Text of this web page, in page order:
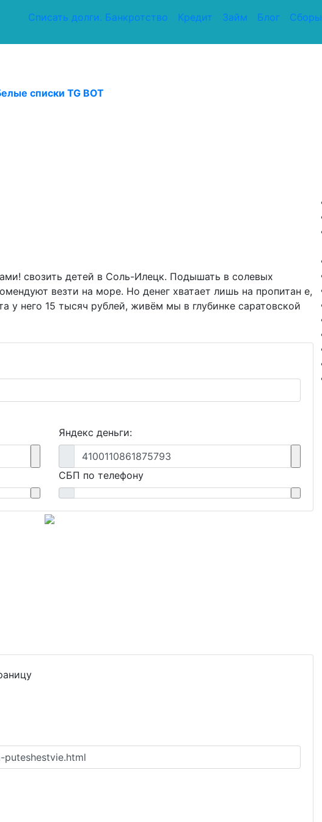
Списать долги. Банкротство Кредит Займ Блог Сборы
списки TG BOT
свозить детей в Соль-Илецк. Подышать в солевых
везти на море. Но денег хватает лишь на пропитан е,
у него 15 тысяч рублей, живём мы в глубинке саратовской
Яндекс деньги:
4100110861875793
СБП по телефону